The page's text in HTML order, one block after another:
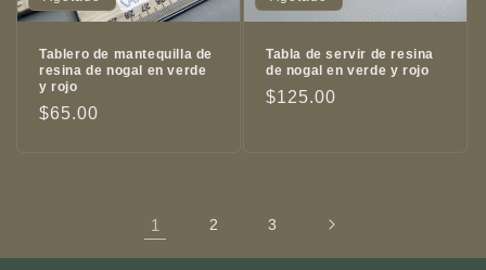
Tablero de mantequilla de
resina de nogal en verde
y rojo
Precio
$65.00
Tabla de servir de resina
de nogal en verde y rojo
Precio
$125.00
1 2 3